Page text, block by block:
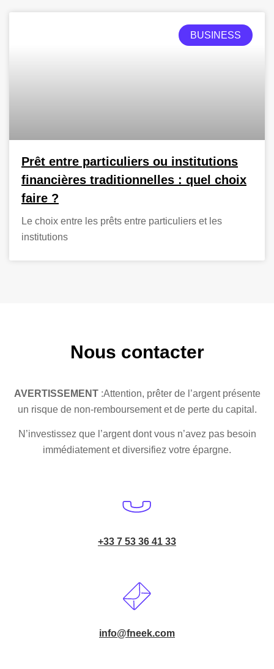
BUSINESS
Prêt entre particuliers ou institutions
financières traditionnelles : quel choix
faire ?
Le choix entre les prêts entre particuliers et les
institutions
Nous contacter
AVERTISSEMENT:Attention, prêter de l’argent présente
un risque de non-remboursement et de perte du capital.
N’investissez que l’argent dont vous n’avez pas besoin
immédiatement et diversifiez votre épargne.
+33 7 53 36 41 33
info@fneek.com